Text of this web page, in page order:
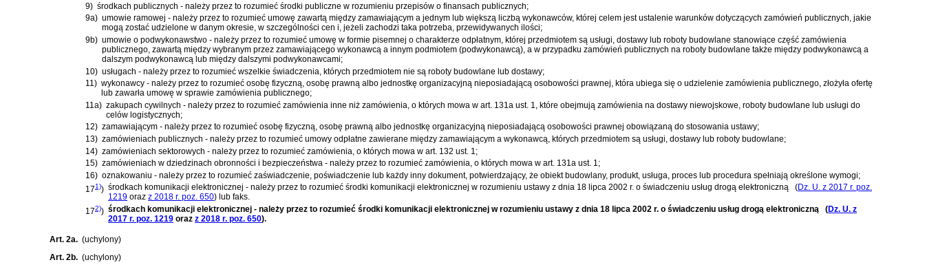
9) środkach publicznych - należy przez to rozumieć środki publiczne w rozumieniu przepisów o finansach publicznych;
9a) umowie ramowej - należy przez to rozumieć umowę zawartą między zamawiającym a jednym lub większą liczbą wykonawców, której celem jest ustalenie warunków dotyczących zamówień publicznych, jakie
mogą zostać udzielone w danym okresie, w szczególności cen i, jeżeli zachodzi taka potrzeba, przewidywanych ilości;
9b) umowie o podwykonawstwo - należy przez to rozumieć umowę w formie pisemnej o charakterze odpłatnym, której przedmiotem są usługi, dostawy lub roboty budowlane stanowiące część zamówienia
publicznego, zawartą między wybranym przez zamawiającego wykonawcą a innym podmiotem (podwykonawcą), a w przypadku zamówień publicznych na roboty budowlane także między podwykonawcą a
dalszym podwykonawcą lub między dalszymi podwykonawcami;
10) usługach - należy przez to rozumieć wszelkie świadczenia, których przedmiotem nie są roboty budowlane lub dostawy;
11) wykonawcy - należy przez to rozumieć osobę fizyczną, osobę prawną albo jednostkę organizacyjną nieposiadającą osobowości prawnej, która ubiega się o udzielenie zamówienia publicznego, złożyła ofertę
lub zawarła umowę w sprawie zamówienia publicznego;
11a) zakupach cywilnych - należy przez to rozumieć zamówienia inne niż zamówienia, o których mowa w art. 131a ust. 1, które obejmują zamówienia na dostawy niewojskowe, roboty budowlane lub usługi do
celów logistycznych;
12) zamawiającym - należy przez to rozumieć osobę fizyczną, osobę prawną albo jednostkę organizacyjną nieposiadającą osobowości prawnej obowiązaną do stosowania ustawy;
13) zamówieniach publicznych - należy przez to rozumieć umowy odpłatne zawierane między zamawiającym a wykonawcą, których przedmiotem są usługi, dostawy lub roboty budowlane;
14) zamówieniach sektorowych - należy przez to rozumieć zamówienia, o których mowa w art. 132 ust. 1;
15) zamówieniach w dziedzinach obronności i bezpieczeństwa - należy przez to rozumieć zamówienia, o których mowa w art. 131a ust. 1;
16) oznakowaniu - należy przez to rozumieć zaświadczenie, poświadczenie lub każdy inny dokument, potwierdzający, że obiekt budowlany, produkt, usługa, proces lub procedura spełniają określone wymogi;
171)) środkach komunikacji elektronicznej - należy przez to rozumieć środki komunikacji elektronicznej w rozumieniu ustawy z dnia 18 lipca 2002 r. o świadczeniu usług drogą elektroniczną (Dz. U. z 2017 r. poz.
1219 oraz z 2018 r. poz. 650) lub faks.
172)) środkach komunikacji elektronicznej - należy przez to rozumieć środki komunikacji elektronicznej w rozumieniu ustawy z dnia 18 lipca 2002 r. o świadczeniu usług drogą elektroniczną (Dz. U. z
2017 r. poz. 1219 oraz z 2018 r. poz. 650).
Art. 2a. (uchylony)
Art. 2b. (uchylony)